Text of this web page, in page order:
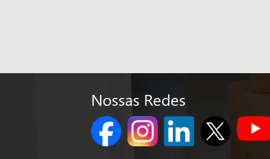
Nossas Redes